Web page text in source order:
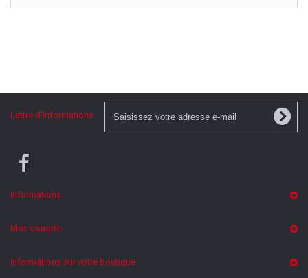
Lettre d'informations
Informations
Mon compte
Informations sur votre boutique